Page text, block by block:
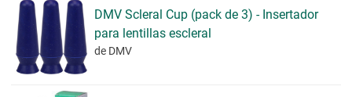
DMV Scleral Cup (pack de 3) - Insertador
para lentillas escleral
de DMV